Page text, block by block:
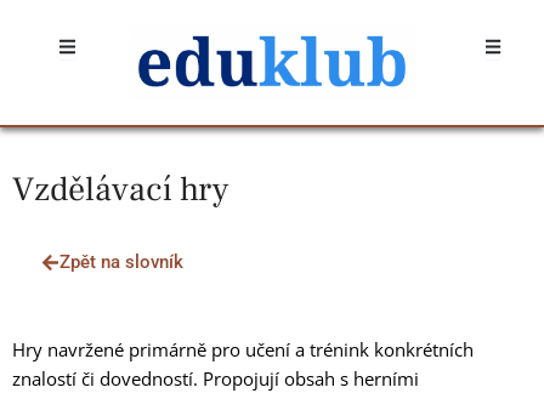
Open Open
Vzdělávací hry
Zpět na slovník
Hry navržené primárně pro učení a trénink konkrétních
znalostí či dovedností. Propojují obsah s herními